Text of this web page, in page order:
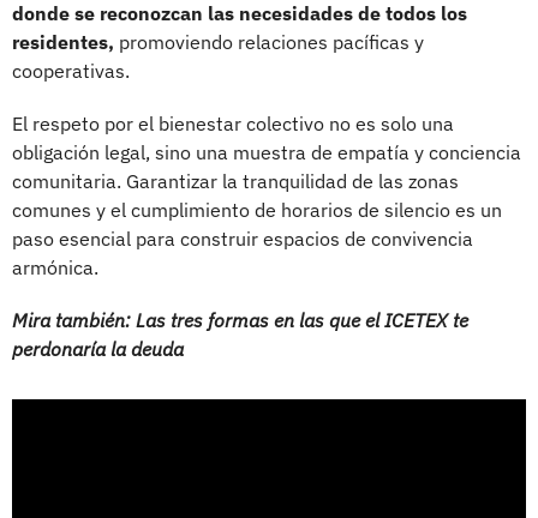
donde se reconozcan las necesidades de todos los
residentes, promoviendo relaciones pacíficas y
cooperativas.
El respeto por el bienestar colectivo no es solo una
obligación legal, sino una muestra de empatía y conciencia
comunitaria. Garantizar la tranquilidad de las zonas
comunes y el cumplimiento de horarios de silencio es un
paso esencial para construir espacios de convivencia
armónica.
Mira también: Las tres formas en las que el ICETEX te
perdonaría la deuda